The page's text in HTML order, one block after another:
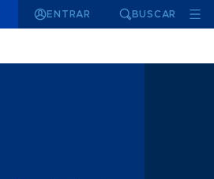
ENTRAR BUSCAR